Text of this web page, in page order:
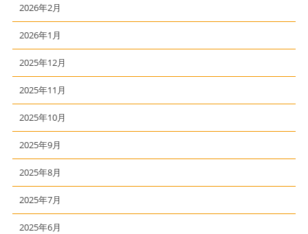
2026年2月
2026年1月
2025年12月
2025年11月
2025年10月
2025年9月
2025年8月
2025年7月
2025年6月